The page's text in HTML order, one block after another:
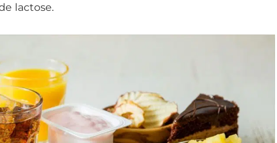
lactose.